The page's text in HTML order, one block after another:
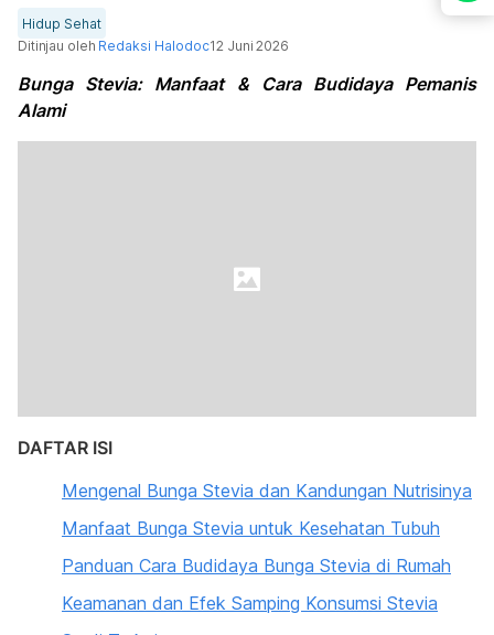
Hidup Sehat
Ditinjau oleh Redaksi Halodoc12 Juni 2026
Bunga Stevia: Manfaat & Cara Budidaya Pemanis
Alami
DAFTAR ISI
Mengenal Bunga Stevia dan Kandungan Nutrisinya
Manfaat Bunga Stevia untuk Kesehatan Tubuh
Panduan Cara Budidaya Bunga Stevia di Rumah
Keamanan dan Efek Samping Konsumsi Stevia